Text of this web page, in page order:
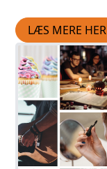
LÆS MERE HER